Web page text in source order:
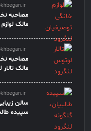
مصاحبه
مالک
مصاحبه
مالک
سالن
سپیده